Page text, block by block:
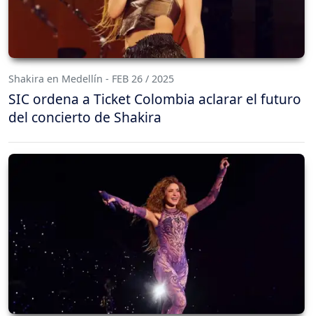
Shakira en Medellín - FEB 26 / 2025
SIC ordena a Ticket Colombia aclarar el futuro
del concierto de Shakira